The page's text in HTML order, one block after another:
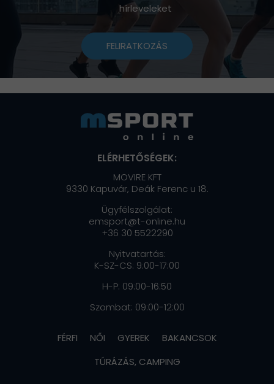
hírleveleket
FELIRATKOZÁS
ELÉRHETŐSÉGEK:
MOVIRE KFT
9330 Kapuvár, Deák Ferenc u 18.
Ügyfélszolgálat:
emsport@t-online.hu
+36 30 5522290
Nyitvatartás:
K-SZ-CS: 9:00-17:00
H-P: 09:00-16:50
Szombat: 09:00-12:00
FÉRFI NŐI GYEREK
BAKANCSOK
TÚRÁZÁS, CAMPING